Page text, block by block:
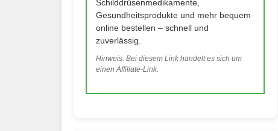
Schilddrüsenmedikamente,
Gesundheitsprodukte und mehr bequem
online bestellen – schnell und
zuverlässig.
Hinweis: Bei diesem Link handelt es sich um
einen Affiliate-Link.